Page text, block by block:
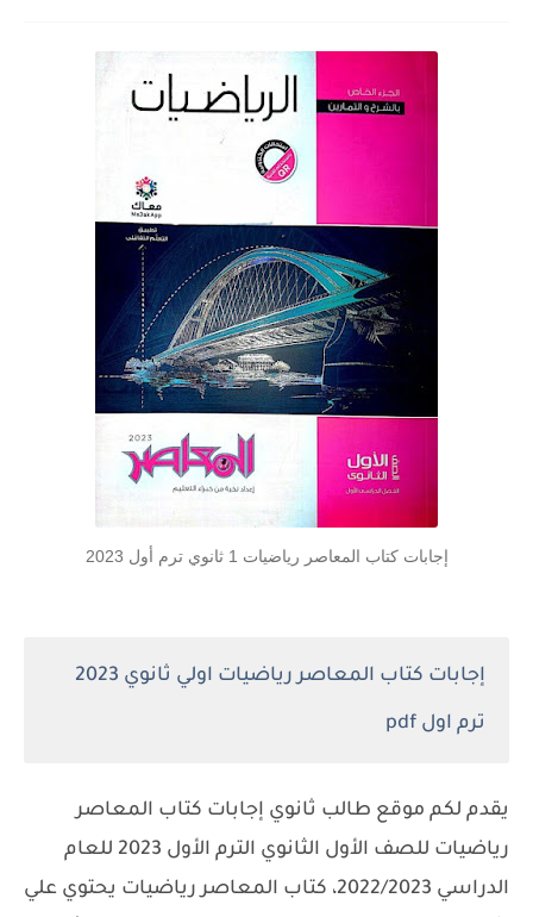
إجابات كتاب المعاصر رياضيات 1 ثانوي ترم أول 2023
إجابات كتاب المعاصر رياضيات اولي ثانوي 2023
ترم اول pdf
يقدم لكم موقع طالب ثانوي إجابات كتاب المعاصر
رياضيات للصف الأول الثانوي الترم الأول 2023 للعام
الدراسي 2022/2023،
كتاب المعاصر رياضيات يحتوي علي